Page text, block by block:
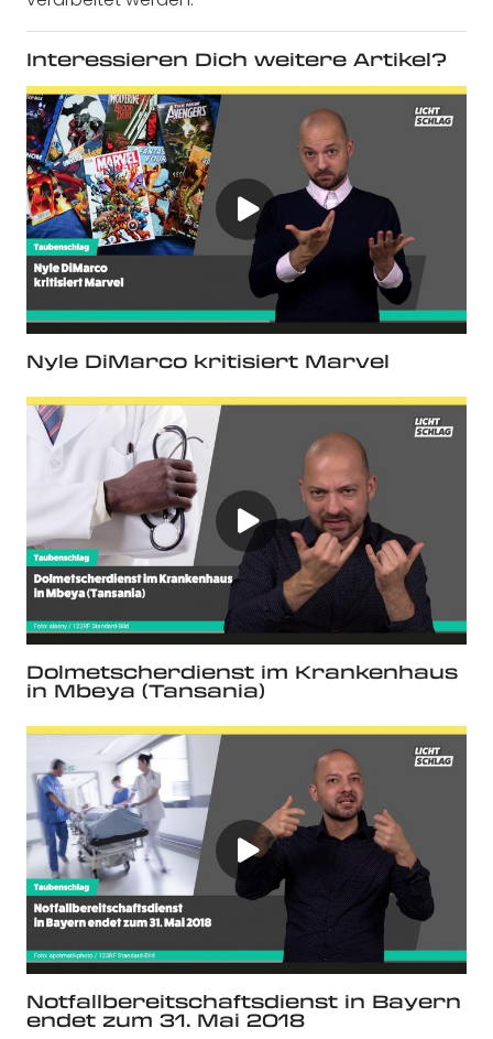
Interessieren Dich weitere Artikel?
Nyle DiMarco kritisiert Marvel
Dolmetscherdienst im Krankenhaus
in Mbeya (Tansania)
Notfallbereitschaftsdienst in Bayern
endet zum 31. Mai 2018